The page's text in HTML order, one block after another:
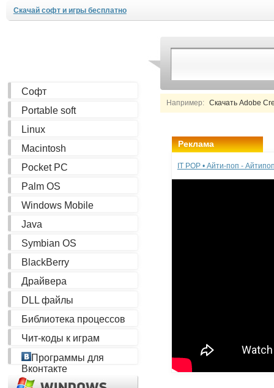
Скачай софт и игры бесплатно
Например: Скачать Adobe
Софт
Portable soft
Linux
Macintosh
Pocket PC
Palm OS
Windows Mobile
Java
Symbian OS
BlackBerry
Драйвера
DLL файлы
Библиотека процессов
Чит-коды к играм
Программы для
Вконтакте
Реклама
IT POP • Айти-поп -